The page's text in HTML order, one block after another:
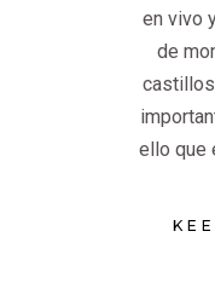
en vivo
de
castillos
ello que